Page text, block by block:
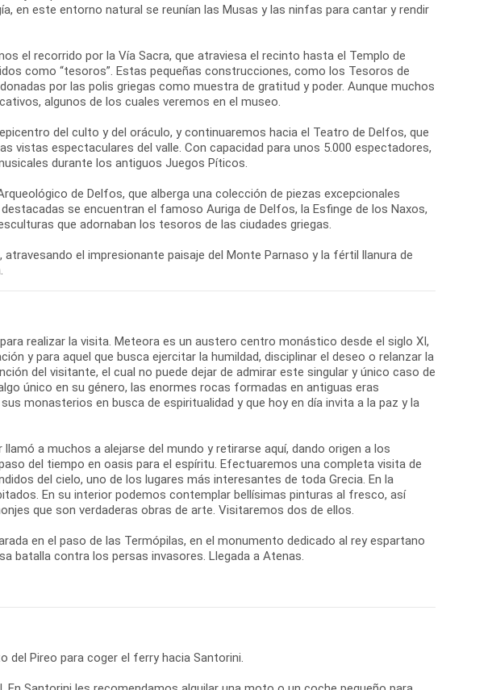
en este entorno natural se reunían las Musas y las ninfas para cantar y rendir
el recorrido por la Vía Sacra, que atraviesa el recinto hasta el Templo de
como “tesoros”. Estas pequeñas construcciones, como los Tesoros de
por las polis griegas como muestra de gratitud y poder. Aunque muchos
algunos de los cuales veremos en el museo.
del culto y del oráculo, y continuaremos hacia el Teatro de Delfos, que
vistas espectaculares del valle. Con capacidad para unos 5.000 espectadores,
durante los antiguos Juegos Píticos.
de Delfos, que alberga una colección de piezas excepcionales
se encuentran el famoso Auriga de Delfos, la Esfinge de los Naxos,
que adornaban los tesoros de las ciudades griegas.
el impresionante paisaje del Monte Parnaso y la fértil llanura de
realizar la visita. Meteora es un austero centro monástico desde el siglo XI,
y para aquel que busca ejercitar la humildad, disciplinar el deseo o relanzar la
del visitante, el cual no puede dejar de admirar este singular y único caso de
único en su género, las enormes rocas formadas en antiguas eras
monasterios en busca de espiritualidad y que hoy en día invita a la paz y la
a muchos a alejarse del mundo y retirarse aquí, dando origen a los
del tiempo en oasis para el espíritu. Efectuaremos una completa visita de
del cielo, uno de los lugares más interesantes de toda Grecia. En la
En su interior podemos contemplar bellísimas pinturas al fresco, así
que son verdaderas obras de arte. Visitaremos dos de ellos.
en el paso de las Termópilas, en el monumento dedicado al rey espartano
batalla contra los persas invasores. Llegada a Atenas.
del Pireo para coger el ferry hacia Santorini.